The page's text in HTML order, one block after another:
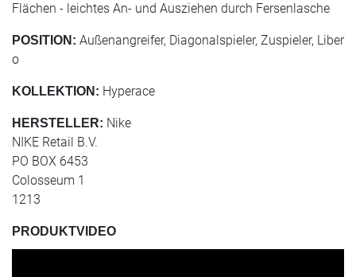
Flächen - leichtes An- und Ausziehen durch Fersenlasche
POSITION: Außenangreifer, Diagonalspieler, Zuspieler, Liber
o
KOLLEKTION: Hyperace
HERSTELLER: Nike
NIKE Retail B.V.
PO BOX 6453
Colosseum 1
1213
PRODUKTVIDEO